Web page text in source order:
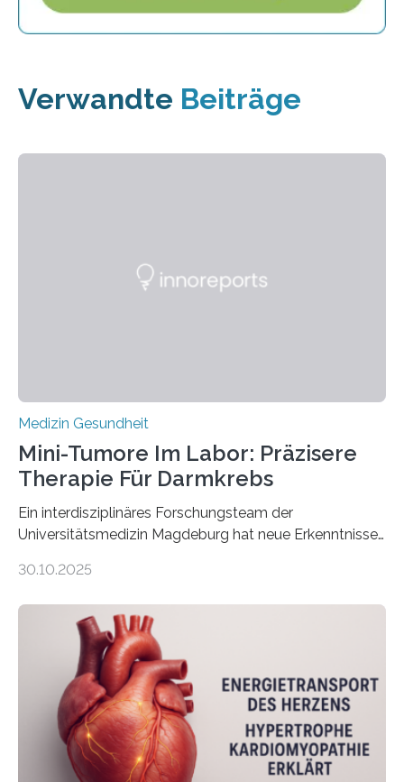
Verwandte Beiträge
Medizin Gesundheit
Mini-Tumore Im Labor: Präzisere
Therapie Für Darmkrebs
Ein interdisziplinäres Forschungsteam der
Universitätsmedizin Magdeburg hat neue Erkenntnisse
behandelt werden kann. In ihrer aktuellen Studie,
Oncology, zeigen die Forschenden, dass Mini-Tumore
aus Gewebe von Patientinnen und Patienten –
sogenannte Organoide – genutzt werden können, um
vorab zu prüfen, welche Medikamente am besten
wirken. Dabei wurde ein Eiweiß identifiziert, das künftig
als Biomarker für die Wahl der passenden Therapie
dienen könnte. Darmkrebs zählt weltweit zu den
häufigsten Krebsarten und stellt…
30.10.2025